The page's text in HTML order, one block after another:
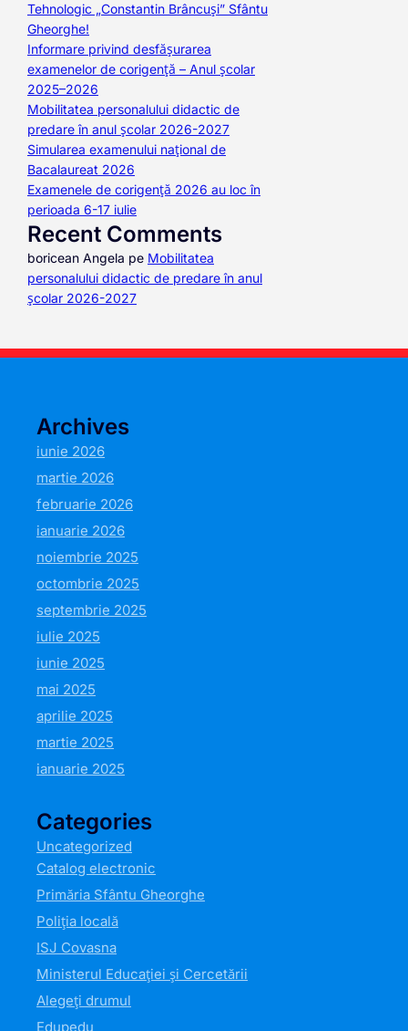
Tehnologic „Constantin Brâncuși” Sfântu
Gheorghe!
Informare privind desfășurarea
examenelor de corigență – Anul școlar
2025–2026
Mobilitatea personalului didactic de
predare în anul școlar 2026-2027
Simularea examenului național de
Bacalaureat 2026
Examenele de corigență 2026 au loc în
perioada 6-17 iulie
Recent Comments
boricean Angela pe Mobilitatea
personalului didactic de predare în anul
școlar 2026-2027
Archives
iunie 2026
martie 2026
februarie 2026
ianuarie 2026
noiembrie 2025
octombrie 2025
septembrie 2025
iulie 2025
iunie 2025
mai 2025
aprilie 2025
martie 2025
ianuarie 2025
Categories
Uncategorized
Catalog electronic
Primăria Sfântu Gheorghe
Poliția locală
ISJ Covasna
Ministerul Educației și Cercetării
Alegeți drumul
Edupedu